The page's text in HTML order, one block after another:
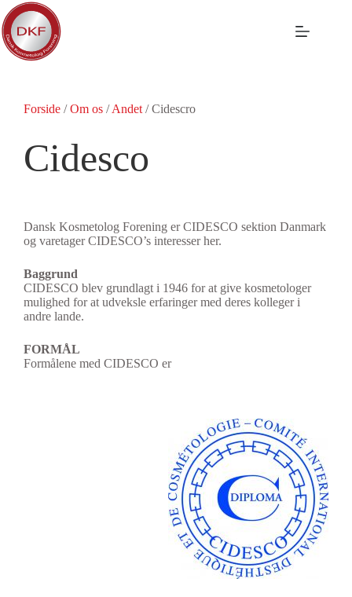
Fortsæt
til
indhold
Forside /Om os /Andet /Cidescro
Cidesco
Dansk Kosmetolog Forening er CIDESCO sektion Danmark
og varetager CIDESCO’s interesser her.
Baggrund
CIDESCO blev grundlagt i 1946 for at give kosmetologer
mulighed for at udveksle erfaringer med deres kolleger i
andre lande.
FORMÅL
Formålene med CIDESCO er